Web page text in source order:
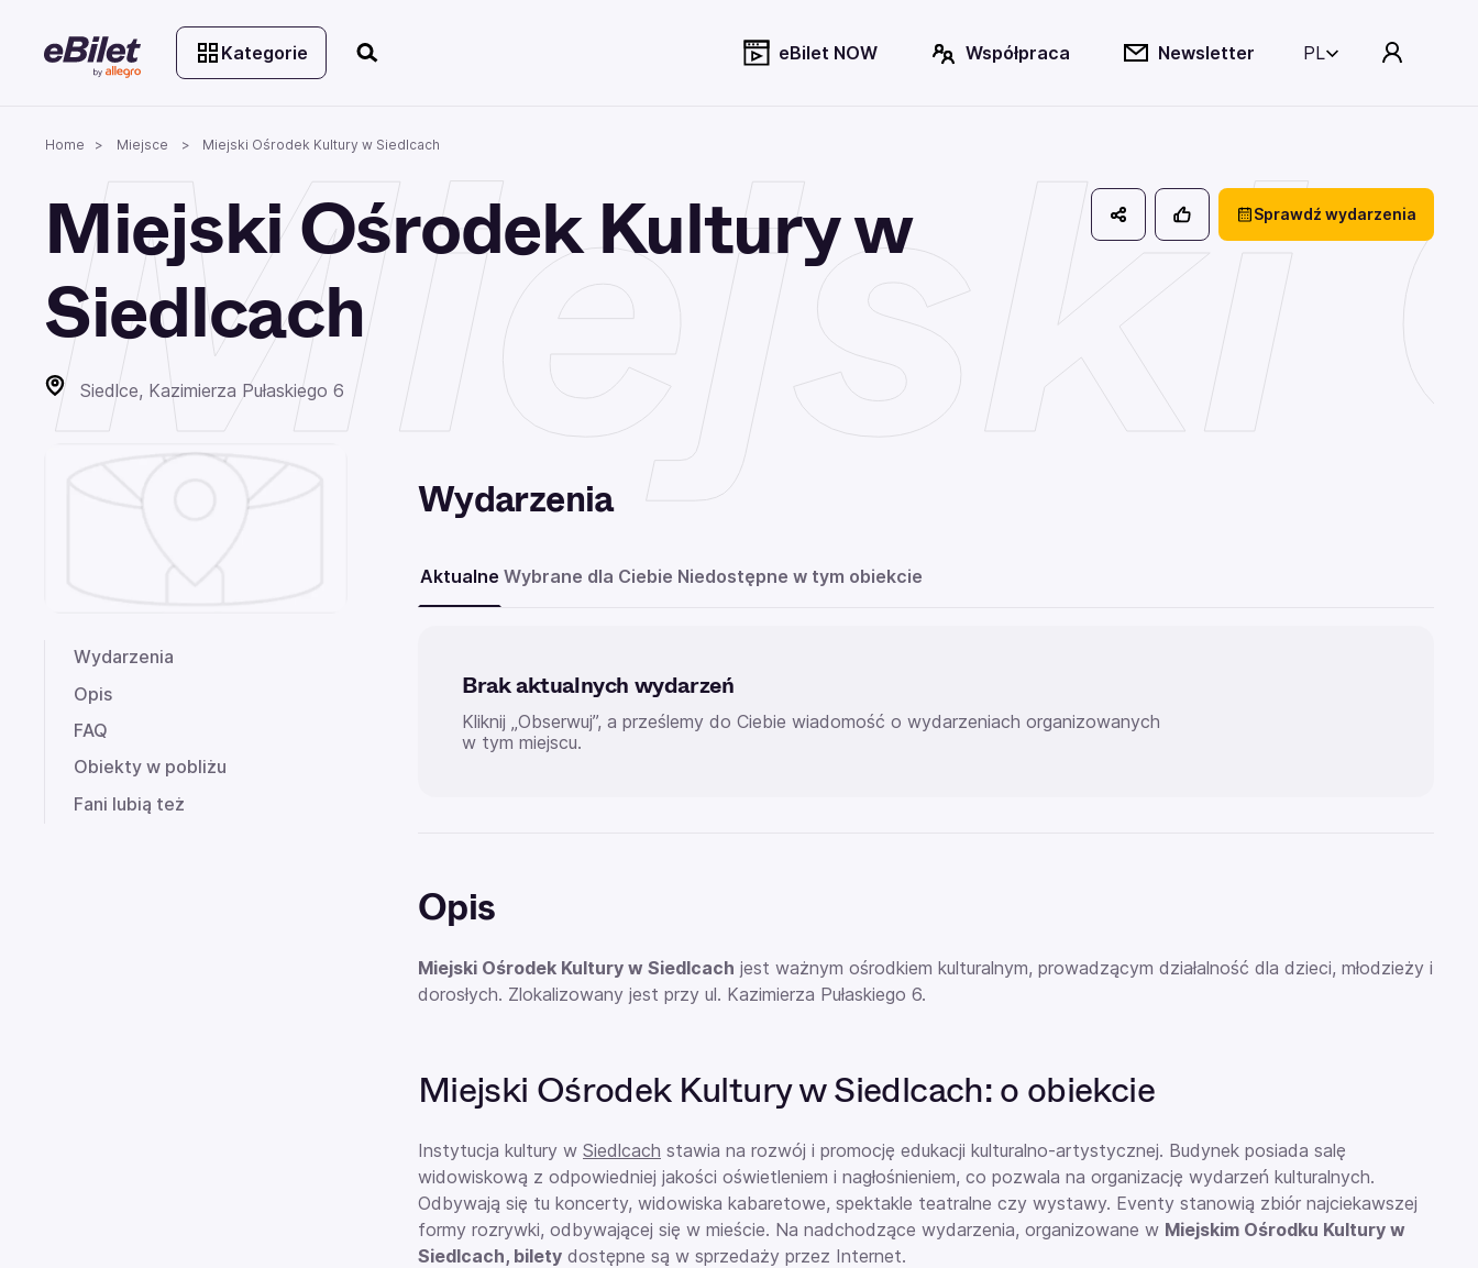
Kategorie eBilet NOW Współpraca Newsletter PL
Home Miejsce Miejski Ośrodek Kultury w Siedlcach
Miejski
Miejski Ośrodek Kultury w
Siedlcach
Siedlce, Kazimierza Pułaskiego 6
Sprawdź wydarzenia
Wydarzenia
Opis
FAQ
Obiekty w pobliżu
Fani lubią też
Wydarzenia
Aktualne Wybrane dla Ciebie Niedostępne w tym obiekcie
Brak aktualnych wydarzeń
Kliknij „Obserwuj”, a prześlemy do Ciebie wiadomość o wydarzeniach organizowanych
w tym miejscu.
Opis
Miejski Ośrodek Kultury w Siedlcach jest ważnym ośrodkiem kulturalnym, prowadzącym działalność dla dzieci, młodzieży i
dorosłych. Zlokalizowany jest przy ul. Kazimierza Pułaskiego 6.
Miejski Ośrodek Kultury w Siedlcach: o obiekcie
Instytucja kultury w Siedlcach stawia na rozwój i promocję edukacji kulturalno-artystycznej. Budynek posiada salę
widowiskową z odpowiedniej jakości oświetleniem i nagłośnieniem, co pozwala na organizację wydarzeń kulturalnych.
Odbywają się tu koncerty, widowiska kabaretowe, spektakle teatralne czy wystawy. Eventy stanowią zbiór najciekawszej
formy rozrywki, odbywającej się w mieście. Na nadchodzące wydarzenia, organizowane w Miejskim Ośrodku Kultury w
Siedlcach, bilety dostępne są w sprzedaży przez Internet.